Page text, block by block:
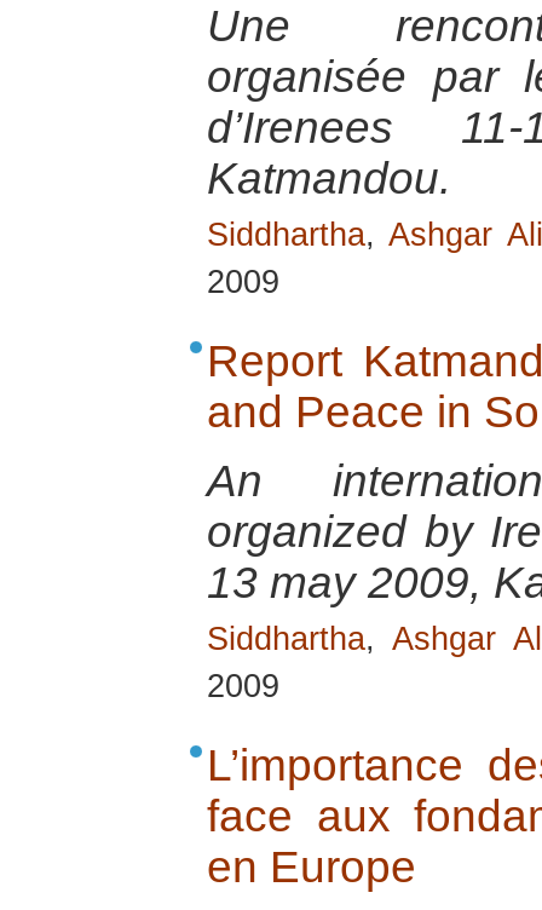
Une
organisée par
d’Irenees
Katmandou.
Siddhartha,Ashgar
2009
Report
and Peace in
An
organized by
13 may 2009,
Siddhartha,Ashgar
2009
L’importance
face aux
en Europe